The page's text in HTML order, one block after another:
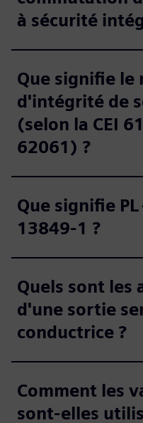
à sécurité
Que signifie le
d'intégrité de
(selon la CEI
62061) ?
Que signifie
13849-1 ?
Quels sont les
d'une sortie
conductrice ?
Comment les
sont-elles